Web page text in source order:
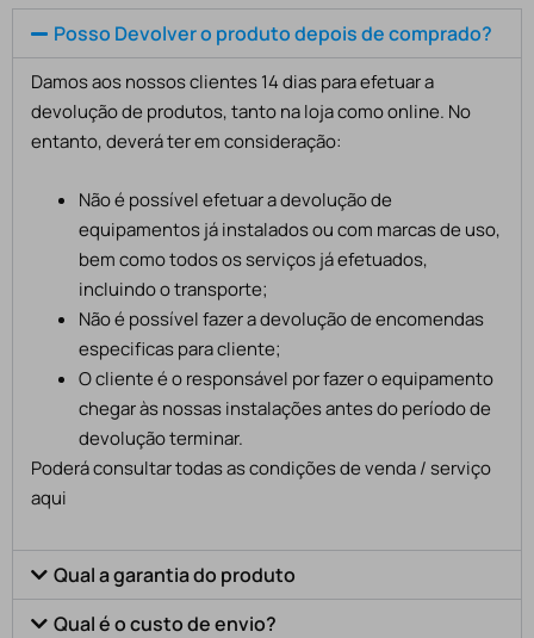
Posso Devolver o produto depois de comprado?
Damos aos nossos clientes 14 dias para efetuar a
devolução de produtos, tanto na loja como online. No
entanto, deverá ter em consideração:
Não é possível efetuar a devolução de
equipamentos já instalados ou com marcas de uso,
bem como todos os serviços já efetuados,
incluindo o transporte;
Não é possível fazer a devolução de encomendas
especificas para cliente;
O cliente é o responsável por fazer o equipamento
chegar às nossas instalações antes do período de
devolução terminar.
Poderá consultar todas as condições de venda / serviço
aqui
Qual a garantia do produto
Qual é o custo de envio?